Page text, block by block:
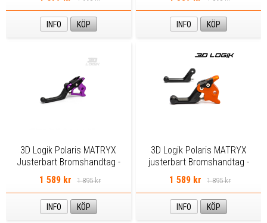
INFO KÖP INFO KÖP
3D Logik Polaris MATRYX
Justerbart Bromshandtag -
Lila
1 589 kr 1 895 kr
INFO KÖP
3D Logik Polaris MATRYX
justerbart Bromshandtag -
Orange Shorty
1 589 kr 1 895 kr
INFO KÖP